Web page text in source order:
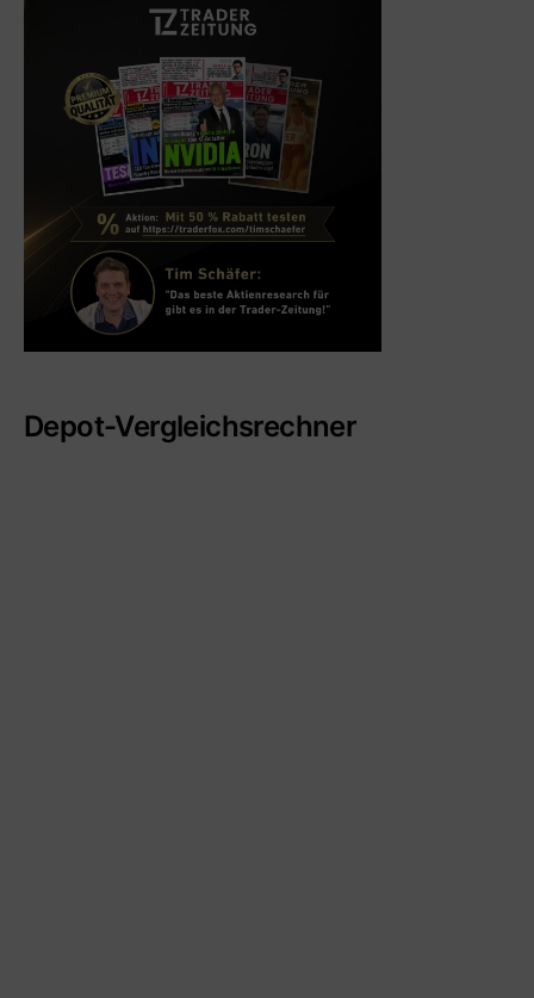
Depot-Vergleichsrechner